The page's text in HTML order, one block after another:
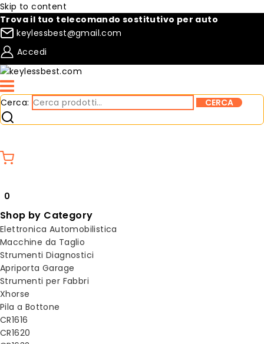
Skip to content
Trova il tuo telecomando sostitutivo per auto
keylessbest@gmail.com
Accedi
Cerca: CERCA
0
Shop by Category
Elettronica Automobilistica
Macchine da Taglio
Strumenti Diagnostici
Apriporta Garage
Strumenti per Fabbri
Xhorse
Pila a Bottone
CR1616
CR1620